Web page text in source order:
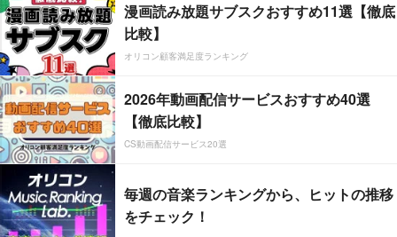
漫画読み放題サブスクおすすめ11選【徹底
比較】
オリコン顧客満足度ランキング
2026年動画配信サービスおすすめ40選
【徹底比較】
CS動画配信サービス20選
毎週の音楽ランキングから、ヒットの推移
をチェック！